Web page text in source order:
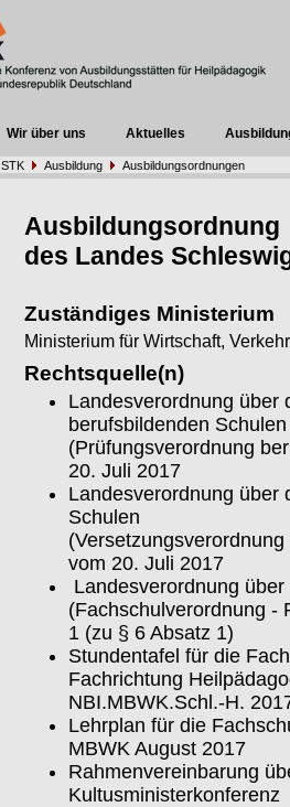
Wir über uns Aktuelles
STK Ausbildung Ausbildungsordnungen
Ausbildungsordnung
des Landes
Zuständiges Ministerium
Ministerium für Wirtschaft,
Rechtsquelle(n)
Landesverordnung über
berufsbildenden Schulen
(Prüfungsverordnung
20. Juli 2017
Landesverordnung über
Schulen
vom 20. Juli 2017
Landesverordnung
(Fachschulverordnung -
1 (zu § 6 Absatz 1)
Stundentafel für die
Fachrichtung
NBI.MBWK.Schl.-H.
Lehrplan für die
MBWK August 2017
Rahmenvereinbarung
Kultusministerkonferenz